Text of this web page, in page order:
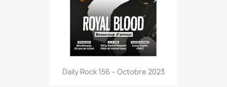
Daily Rock 156 – Octobre 2023